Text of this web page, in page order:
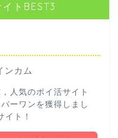
トBEST3
人気のポイ活サイト
ーワンを獲得しまし
イト！